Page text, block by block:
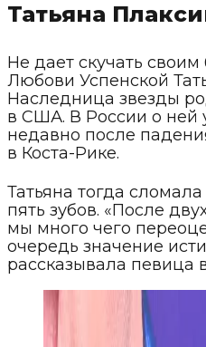
Татьяна
Не дает скучать
Любови Успенской
Наследница звезды
в США. В России о ней
недавно после
в Коста-Рике.
Татьяна тогда
пять зубов. «После
мы много чего
очередь значение
рассказывала певица